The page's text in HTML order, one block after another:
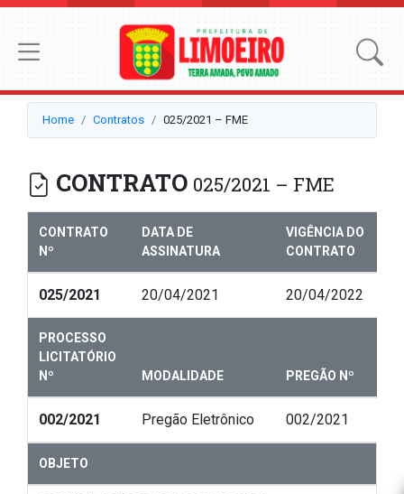
Home Contratos 025/2021 – FME
CONTRATO 025/2021 – FME
CONTRATO
Nº
DATA DE
ASSINATURA
VIGÊNCIA DO
CONTRATO
025/2021 20/04/2021 20/04/2022
PROCESSO
LICITATÓRIO
Nº
MODALIDADE PREGÃO Nº
002/2021 Pregão Eletrônico 002/2021
OBJETO